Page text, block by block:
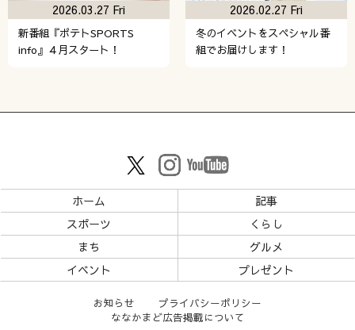
新番組『ポテトSPORTS
info』４月スタート！
2026.03.27 Fri
冬のイベントをスペシャル番
組でお届けします！
2026.02.27 Fri
ホーム
記事
スポーツ
くらし
まち
グルメ
イベント
プレゼント
お知らせ
プライバシーポリシー
ななかまど広告掲載について